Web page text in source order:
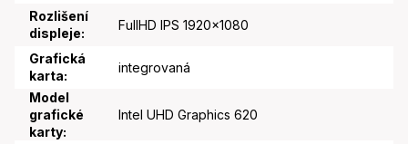
Rozlišení
displeje:
FullHD IPS 1920x1080
Grafická
karta:
integrovaná
Model
grafické
karty:
Intel UHD Graphics 620